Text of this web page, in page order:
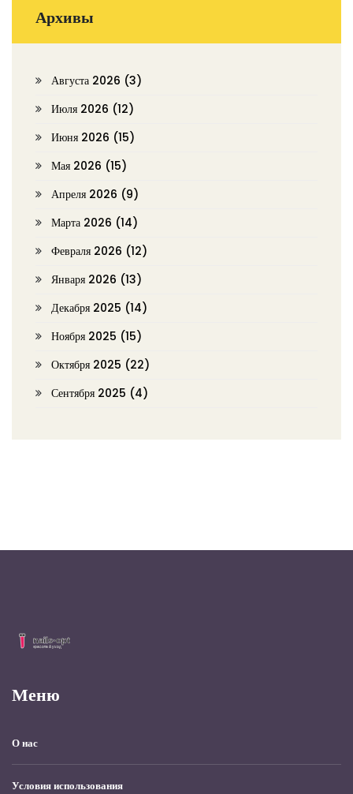
Архивы
Августа 2026 (3)
Июля 2026 (12)
Июня 2026 (15)
Мая 2026 (15)
Апреля 2026 (9)
Марта 2026 (14)
Февраля 2026 (12)
Января 2026 (13)
Декабря 2025 (14)
Ноября 2025 (15)
Октября 2025 (22)
Сентября 2025 (4)
Меню
О нас
Условия использования